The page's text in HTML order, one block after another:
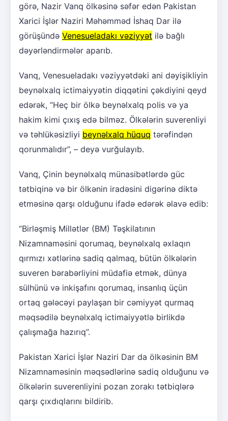
görə, Nazir Vanq ölkəsinə səfər edən Pakistan
Xarici İşlər Naziri Məhəmməd İshaq Dar ilə
görüşündə Venesueladakı vəziyyət ilə bağlı
dəyərləndirmələr aparıb.
Vanq, Venesueladakı vəziyyətdəki ani dəyişikliyin
beynəlxalq ictimaiyyətin diqqətini çəkdiyini qeyd
edərək, “Heç bir ölkə beynəlxalq polis və ya
hakim kimi çıxış edə bilməz. Ölkələrin suverenliyi
və təhlükəsizliyi beynəlxalq hüquq tərəfindən
qorunmalıdır”, – deyə vurğulayıb.
Vanq, Çinin beynəlxalq münasibətlərdə güc
tətbiqinə və bir ölkənin iradəsini digərinə diktə
etməsinə qarşı olduğunu ifadə edərək əlavə edib:
“Birləşmiş Millətlər (BM) Təşkilatının
Nizamnaməsini qorumaq, beynəlxalq əxlaqın
qırmızı xətlərinə sadiq qalmaq, bütün ölkələrin
suveren bərabərliyini müdafiə etmək, dünya
sülhünü və inkişafını qorumaq, insanlıq üçün
ortaq gələcəyi paylaşan bir cəmiyyət qurmaq
məqsədilə beynəlxalq ictimaiyyətlə birlikdə
çalışmağa hazırıq”.
Pakistan Xarici İşlər Naziri Dar da ölkəsinin BM
Nizamnaməsinin məqsədlərinə sadiq olduğunu və
ölkələrin suverenliyini pozan zorakı tətbiqlərə
qarşı çıxdıqlarını bildirib.